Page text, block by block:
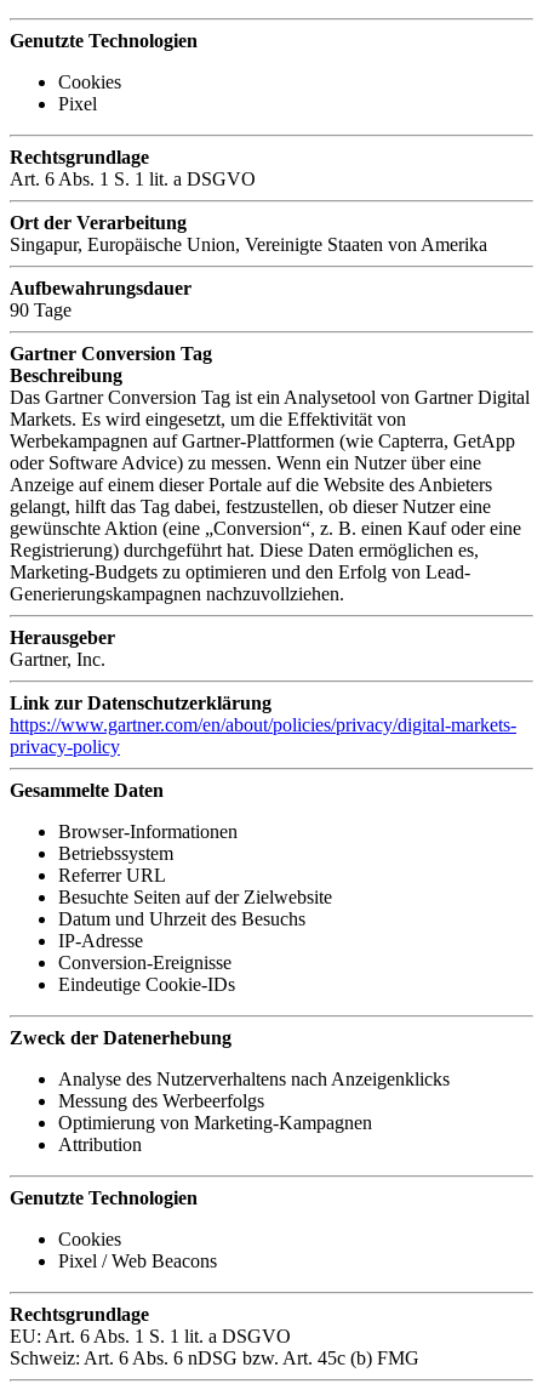
Genutzte Technologien
Cookies
Pixel
Rechtsgrundlage
Art. 6 Abs. 1 S. 1 lit. a DSGVO
Ort der Verarbeitung
Singapur, Europäische Union, Vereinigte Staaten von Amerika
Aufbewahrungsdauer
90 Tage
Gartner Conversion Tag
Beschreibung
Das Gartner Conversion Tag ist ein Analysetool von Gartner Digital
Markets. Es wird eingesetzt, um die Effektivität von
Werbekampagnen auf Gartner-Plattformen (wie Capterra, GetApp
oder Software Advice) zu messen. Wenn ein Nutzer über eine
Anzeige auf einem dieser Portale auf die Website des Anbieters
gelangt, hilft das Tag dabei, festzustellen, ob dieser Nutzer eine
gewünschte Aktion (eine „Conversion“, z. B. einen Kauf oder eine
Registrierung) durchgeführt hat. Diese Daten ermöglichen es,
Marketing-Budgets zu optimieren und den Erfolg von Lead-
Generierungskampagnen nachzuvollziehen.
Herausgeber
Gartner, Inc.
Link zur Datenschutzerklärung
https://www.gartner.com/en/about/policies/privacy/digital-markets-
privacy-policy
Gesammelte Daten
Browser-Informationen
Betriebssystem
Referrer URL
Besuchte Seiten auf der Zielwebsite
Datum und Uhrzeit des Besuchs
IP-Adresse
Conversion-Ereignisse
Eindeutige Cookie-IDs
Zweck der Datenerhebung
Analyse des Nutzerverhaltens nach Anzeigenklicks
Messung des Werbeerfolgs
Optimierung von Marketing-Kampagnen
Attribution
Genutzte Technologien
Cookies
Pixel / Web Beacons
Rechtsgrundlage
EU: Art. 6 Abs. 1 S. 1 lit. a DSGVO
Schweiz: Art. 6 Abs. 6 nDSG bzw. Art. 45c (b) FMG